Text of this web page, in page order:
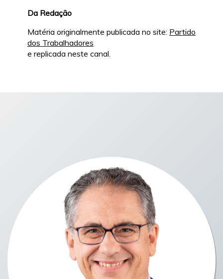
Da Redação
Matéria originalmente publicada no site: Partido
dos Trabalhadores
e replicada neste canal.